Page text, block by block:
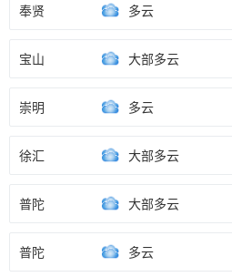
奉贤 多云
宝山 大部多云
崇明 多云
徐汇 大部多云
普陀 大部多云
普陀 多云